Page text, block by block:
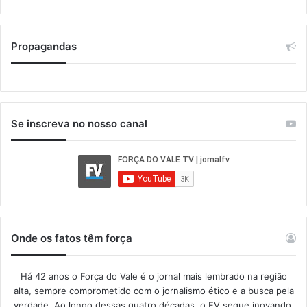
Propagandas
Se inscreva no nosso canal
Onde os fatos têm força
Há 42 anos o Força do Vale é o jornal mais lembrado na região
alta, sempre comprometido com o jornalismo ético e a busca pela